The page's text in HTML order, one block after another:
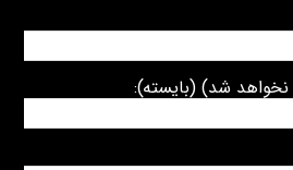
نخواهد شد) (بایسته):